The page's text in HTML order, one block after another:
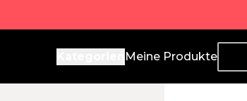
Producto de Aquí
Meine Produkte